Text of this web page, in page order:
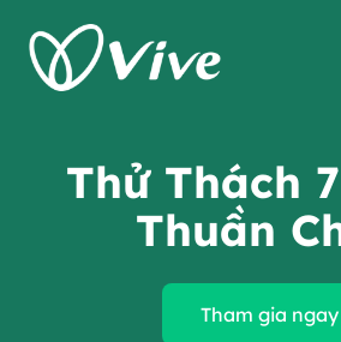
Thử Thách
Thuần
Tham gia ngay